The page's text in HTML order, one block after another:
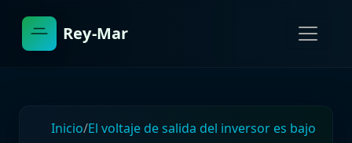
Rey-Mar
Inicio/El voltaje de salida del inversor es bajo